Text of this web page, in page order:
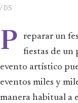
/ DS
P
reparar un
fiestas de un
evento artístico
eventos miles y
manera habitual a